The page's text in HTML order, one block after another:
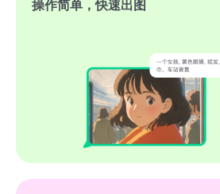
操作简单，快速出图